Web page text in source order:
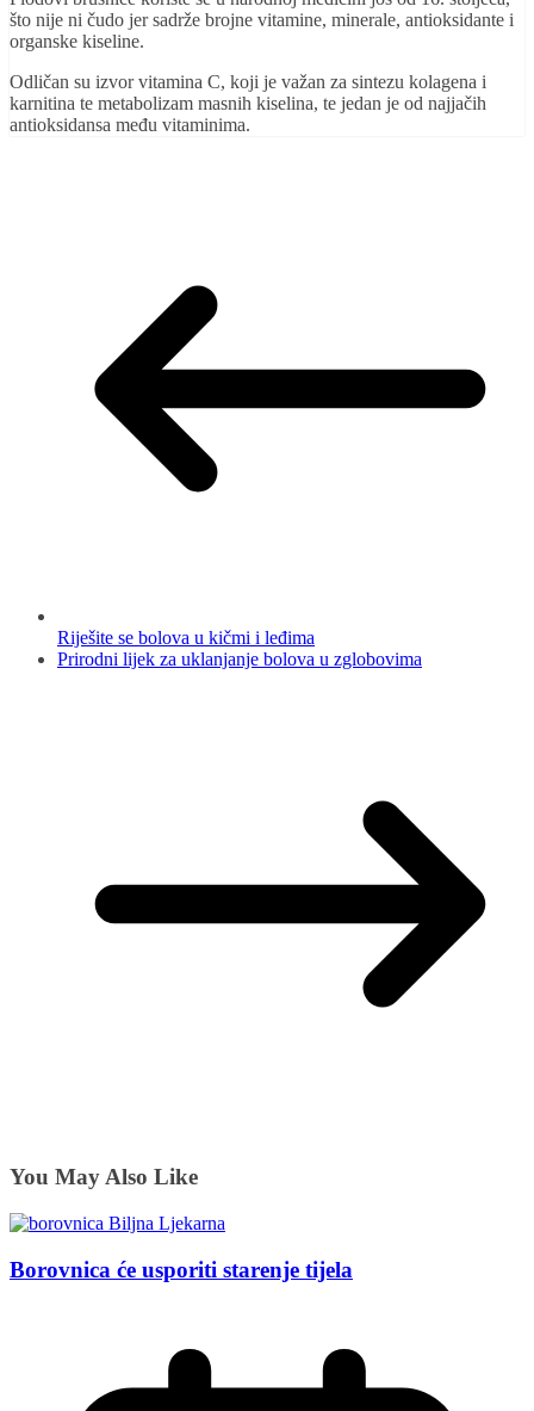
što nije ni čudo jer sadrže brojne vitamine, minerale, antioksidante i
organske kiseline.
Odličan su izvor vitamina C, koji je važan za sintezu kolagena i
karnitina te metabolizam masnih kiselina, te jedan je od najjačih
antioksidansa među vitaminima.
Riješite se bolova u kičmi i leđima
Prirodni lijek za uklanjanje bolova u zglobovima
You May Also Like
Borovnica će usporiti starenje tijela